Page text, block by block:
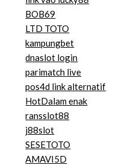
BOB69
LTD TOTO
kampungbet
dnaslot login
parimatch live
pos4d link alternatif
HotDalam enak
ransslot88
j88slot
SESETOTO
AMAVI5D